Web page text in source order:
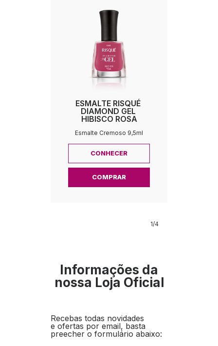
ESMALTE RISQUÉ
DIAMOND GEL
HIBISCO ROSA
Esmalte Cremoso 9,5ml
CONHECER
COMPRAR
1/4
Informações da
nossa Loja Oficial
Recebas todas novidades
e ofertas por email, basta
preecher o formulário abaixo: